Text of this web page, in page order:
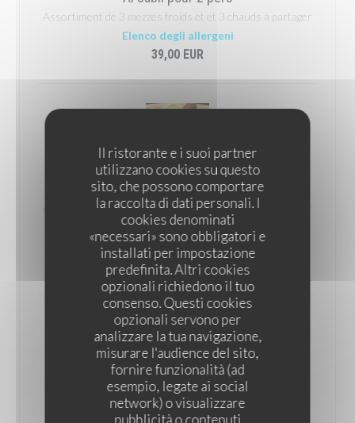
Il ristorante e i suoi partner
utilizzano cookies su questo
sito, che possono comportare
la raccolta di dati personali. I
cookies denominati
«necessari» sono obbligatori e
installati per impostazione
predefinita. Altri cookies
opzionali richiedono il tuo
consenso. Questi cookies
opzionali servono per
analizzare la tua navigazione,
misurare l'audience del sito,
fornire funzionalità (ad
esempio, legate ai social
network) o visualizzare
pubblicità o contenuti
Assortiment de 3 mezzes froids et et 3 chauds à partager
Elenco degli allergeni
39,00 EUR
Al sabil pour 3 pers
Assortiment de 4 mezzes froids et et 4 chauds à partager
(choix du chef)
Elenco degli allergeni
54,00 EUR
Al sabil pour 4 pers
Assortiment de 5 mezzes froids et 5 chauds à partager